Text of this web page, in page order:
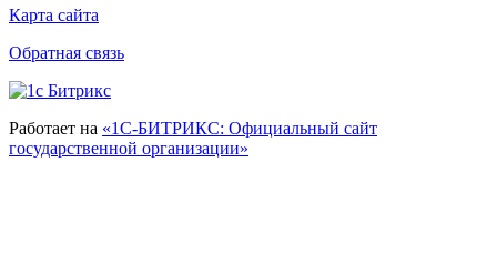
Карта сайта
Обратная связь
Работает на «1С-БИТРИКС: Официальный сайт
государственной организации»